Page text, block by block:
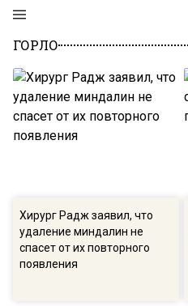
ГОРЛО
Хирург Радж заявил, что
удаление миндалин не
спасет от их повторного
появления